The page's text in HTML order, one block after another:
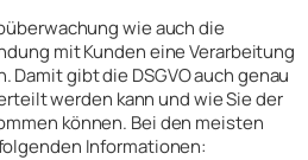
wie auch die
mit Kunden eine Verarbeitung
Damit gibt die DSGVO auch genau
werden kann und wie Sie der
können. Bei den meisten
Informationen: